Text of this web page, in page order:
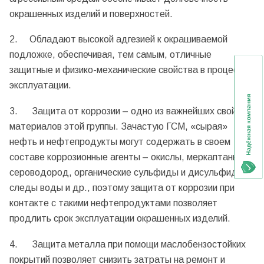
окрашенных изделий и поверхностей.
2. Обладают высокой адгезией к окрашиваемой
подложке, обеспечивая, тем самым, отличные
защитные и физико-механические свойства в процессе
эксплуатации.
3. Защита от коррозии – одно из важнейших свойств
материалов этой группы. Зачастую ГСМ, «сырая»
нефть и нефтепродукты могут содержать в своем
составе коррозионные агенты – окислы, меркаптаны,
сероводород, органические сульфиды и дисульфиды,
следы воды и др., поэтому защита от коррозии при
контакте с такими нефтепродуктами позволяет
продлить срок эксплуатации окрашенных изделий.
4. Защита металла при помощи маслобензостойких
покрытий позволяет снизить затраты на ремонт и